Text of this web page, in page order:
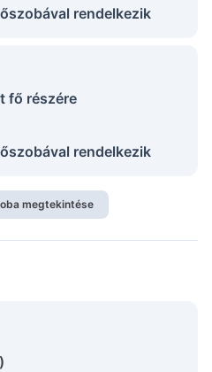
rendelkezik
fő részére
rendelkezik
megtekintése